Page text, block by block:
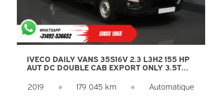
IVECO DAILY VANS 35S16V 2.3 L3H2 155 HP
AUT DC DOUBLE CAB EXPORT ONLY 3.5T
HOOK
2019 ● 179 045 km ● Automatique